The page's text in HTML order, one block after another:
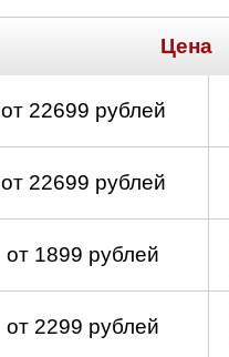
Цена
от 22699 рублей
от 22699 рублей
от 1899 рублей
от 2299 рублей